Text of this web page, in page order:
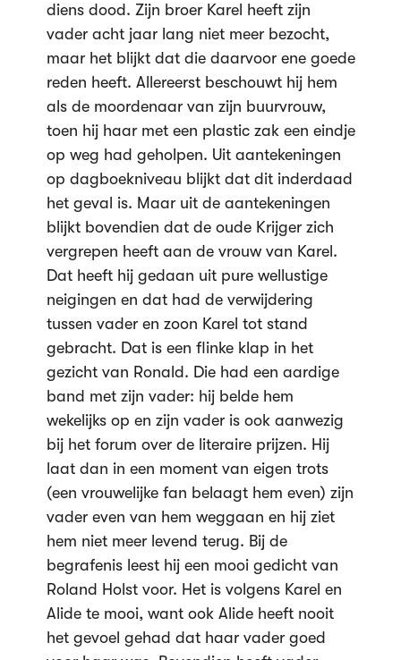
diens dood. Zijn broer Karel heeft zijn
vader acht jaar lang niet meer bezocht,
maar het blijkt dat die daarvoor ene goede
reden heeft. Allereerst beschouwt hij hem
als de moordenaar van zijn buurvrouw,
toen hij haar met een plastic zak een eindje
op weg had geholpen. Uit aantekeningen
op dagboekniveau blijkt dat dit inderdaad
het geval is. Maar uit de aantekeningen
blijkt bovendien dat de oude Krijger zich
vergrepen heeft aan de vrouw van Karel.
Dat heeft hij gedaan uit pure wellustige
neigingen en dat had de verwijdering
tussen vader en zoon Karel tot stand
gebracht. Dat is een flinke klap in het
gezicht van Ronald. Die had een aardige
band met zijn vader: hij belde hem
wekelijks op en zijn vader is ook aanwezig
bij het forum over de literaire prijzen. Hij
laat dan in een moment van eigen trots
(een vrouwelijke fan belaagt hem even) zijn
vader even van hem weggaan en hij ziet
hem niet meer levend terug. Bij de
begrafenis leest hij een mooi gedicht van
Roland Holst voor. Het is volgens Karel en
Alide te mooi, want ook Alide heeft nooit
het gevoel gehad dat haar vader goed